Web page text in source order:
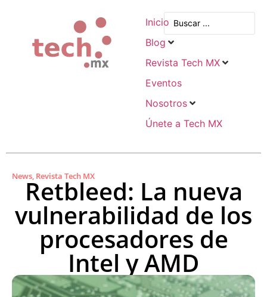
Inicio
Blog
Revista Tech MX
Eventos
Nosotros
Únete a Tech MX
News, Revista Tech MX
Retbleed: La nueva
vulnerabilidad de los
procesadores de
Intel y AMD